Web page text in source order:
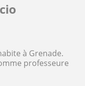
à Grenade.
professeure